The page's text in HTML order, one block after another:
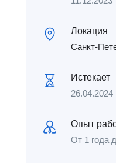
Локация
Санкт-
Истекает
26.04.2024
Опыт
От 1 года